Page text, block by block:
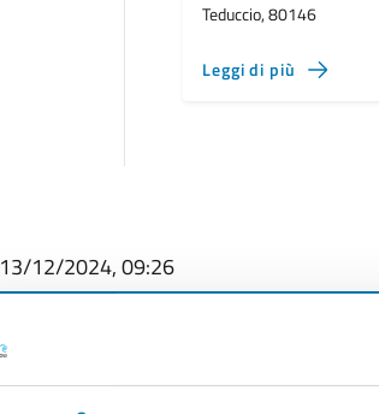
Teduccio, 80146
Leggi di più
13/12/2024, 09:26